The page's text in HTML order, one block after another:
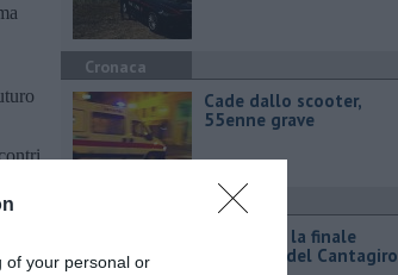
of your personal or
Cronaca
Cade dallo scooter,
55enne grave
A Bibbona la finale
regionale del Cantagiro